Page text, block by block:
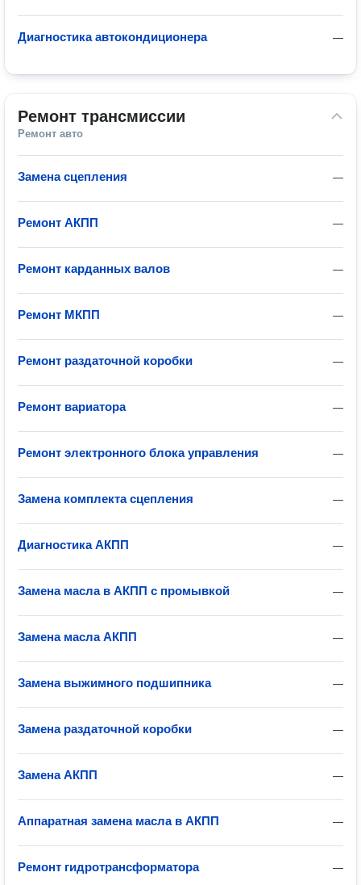
—
Диагностика автокондиционера
Ремонт трансмиссии
Ремонт авто
—
Замена сцепления
—
Ремонт АКПП
—
Ремонт карданных валов
—
Ремонт МКПП
—
Ремонт раздаточной коробки
—
Ремонт вариатора
—
Ремонт электронного блока управления
—
Замена комплекта сцепления
—
Диагностика АКПП
—
Замена масла в АКПП с промывкой
—
Замена масла АКПП
—
Замена выжимного подшипника
—
Замена раздаточной коробки
—
Замена АКПП
—
Аппаратная замена масла в АКПП
—
Ремонт гидротрансформатора